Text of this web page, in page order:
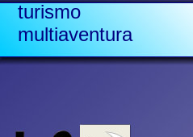
turismo
multiaventura